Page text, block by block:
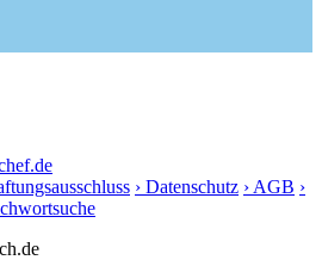
› Datenschutz › AGB ›